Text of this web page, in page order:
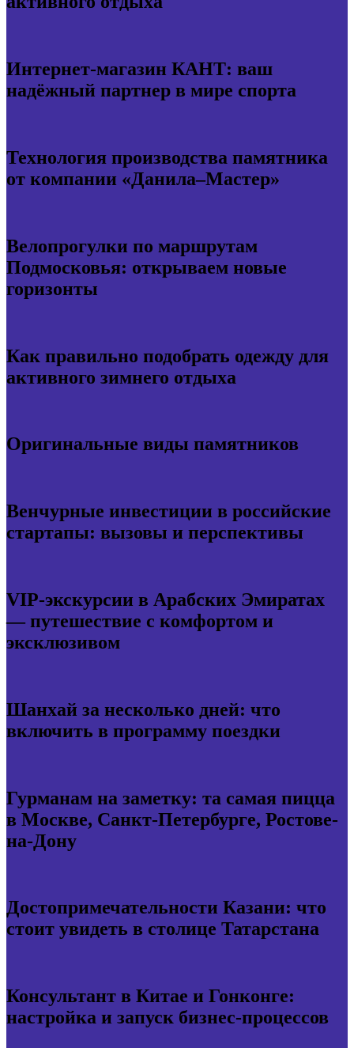
Интернет-магазин КАНТ: ваш
надёжный партнер в мире спорта
Технология производства памятника
от компании «Данила–Мастер»
Велопрогулки по маршрутам
Подмосковья: открываем новые
горизонты
Как правильно подобрать одежду для
активного зимнего отдыха
Оригинальные виды памятников
Венчурные инвестиции в российские
стартапы: вызовы и перспективы
VIP-экскурсии в Арабских Эмиратах
— путешествие с комфортом и
эксклюзивом
Шанхай за несколько дней: что
включить в программу поездки
Гурманам на заметку: та самая пицца
в Москве, Санкт-Петербурге, Ростове-
на-Дону
Достопримечательности Казани: что
стоит увидеть в столице Татарстана
Консультант в Китае и Гонконге:
настройка и запуск бизнес-процессов